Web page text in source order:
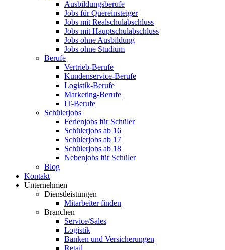
Ausbildungsberufe
Jobs für Quereinsteiger
Jobs mit Realschulabschluss
Jobs mit Hauptschulabschluss
Jobs ohne Ausbildung
Jobs ohne Studium
Berufe
Vertrieb-Berufe
Kundenservice-Berufe
Logistik-Berufe
Marketing-Berufe
IT-Berufe
Schülerjobs
Ferienjobs für Schüler
Schülerjobs ab 16
Schülerjobs ab 17
Schülerjobs ab 18
Nebenjobs für Schüler
Blog
Kontakt
Unternehmen
Dienstleistungen
Mitarbeiter finden
Branchen
Service/Sales
Logistik
Banken und Versicherungen
Retail